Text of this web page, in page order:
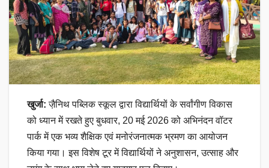
खुर्जा: जै़निथ पब्लिक स्कूल द्वारा विद्यार्थियों के सर्वांगीण विकास
को ध्यान में रखते हुए बुधवार, 20 मई 2026 को अभिनंदन वॉटर
पार्क में एक भव्य शैक्षिक एवं मनोरंजनात्मक भ्रमण का आयोजन
किया गया। इस विशेष टूर में विद्यार्थियों ने अनुशासन, उत्साह और